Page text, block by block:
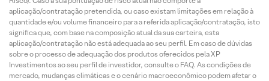
aplicação/contratação pretendida, ou caso existam limitações em relação à
quantidade e/ou volume financeiro para a referida aplicação/contratação, isto
significa que, com base na composição atual da sua carteira, esta
aplicação/contratação não está adequada ao seu perfil. Em caso de dúvidas
sobre o processo de adequação dos produtos oferecidos pela XP
Investimentos ao seu perfil de investidor, consulte o FAQ. As condições de
mercado, mudanças climáticas e o cenário macroeconômico podem afetar o